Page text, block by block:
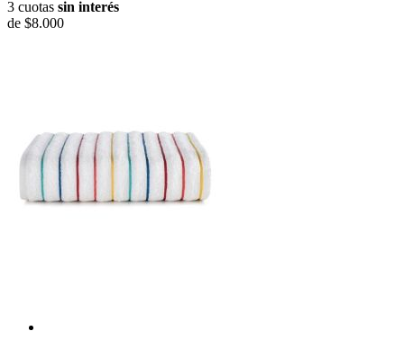
3 cuotas sin interés
de $8.000